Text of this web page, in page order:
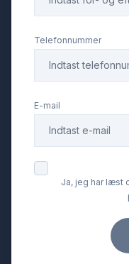
LED kørelys
Lygtevasker
Læderrat
Nøglefri
Telefonnummer
E-mail
Ja, jeg har læst